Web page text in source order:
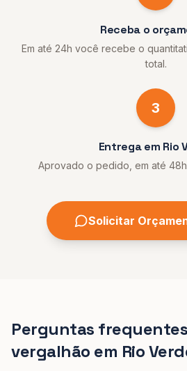
Receba o
Em até 24h você recebe o
total.
3
Entrega em Rio
Aprovado o pedido, em até
Solicitar
Perguntas
vergalhão em Rio